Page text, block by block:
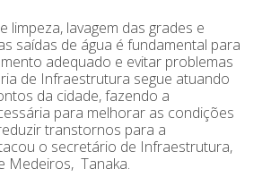
limpeza, lavagem das grades e
saídas de água é fundamental para
adequado e evitar problemas
de Infraestrutura segue atuando
da cidade, fazendo a
para melhorar as condições
transtornos para a
o secretário de Infraestrutura,
Medeiros, Tanaka.